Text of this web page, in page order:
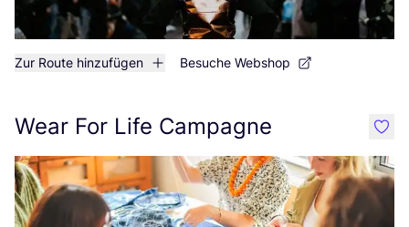
Zur Route hinzufügen Besuche Webshop
Wear For Life Campagne like